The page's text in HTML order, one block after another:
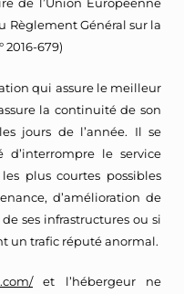
Règlement Général sur la
2016-679)
qui assure le meilleur
la continuité de son
jours de l’année. Il se
d’interrompre le service
plus courtes possibles
d’amélioration de
ses infrastructures ou si
un trafic réputé anormal.
et l’hébergeur ne